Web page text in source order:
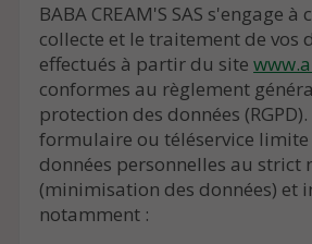
BABA CREAM'S SAS s'engage à
collecte et le traitement de vos
effectués à partir du site
conformes au règlement
protection des données
formulaire ou téléservice limite
données personnelles au strict
(minimisation des données) et
notamment :